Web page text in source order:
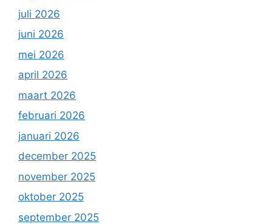
juli 2026
juni 2026
mei 2026
april 2026
maart 2026
februari 2026
januari 2026
december 2025
november 2025
oktober 2025
september 2025